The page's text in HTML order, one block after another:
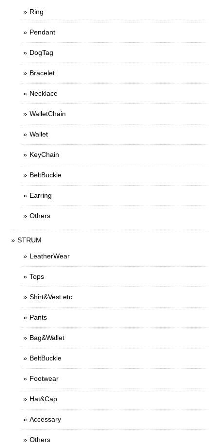
Ring
Pendant
DogTag
Bracelet
Necklace
WalletChain
Wallet
KeyChain
BeltBuckle
Earring
Others
STRUM
LeatherWear
Tops
Shirt&Vest etc
Pants
Bag&Wallet
BeltBuckle
Footwear
Hat&Cap
Accessary
Others